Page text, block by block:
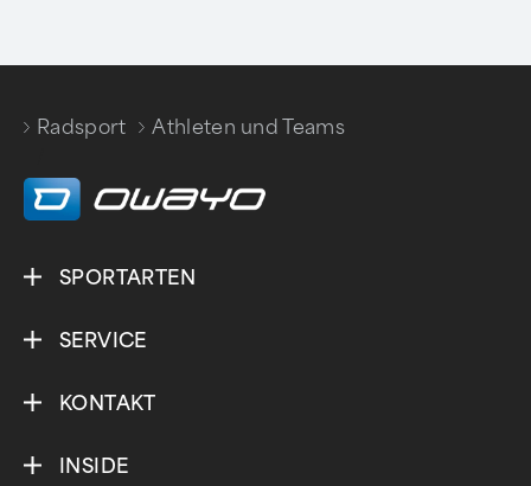
Radsport
Athleten und Teams
SPORTARTEN
SERVICE
KONTAKT
INSIDE